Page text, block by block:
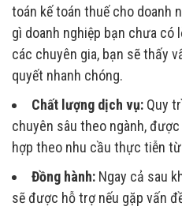
toán kế toán thuế cho doanh
gì doanh nghiệp bạn chưa có
các chuyên gia, bạn sẽ thấy
quyết nhanh chóng.
Chất lượng dịch vụ: Quy
chuyên sâu theo ngành,
hợp theo nhu cầu thực tiễn
Đồng hành: Ngay cả sau
sẽ được hỗ trợ nếu gặp vấn